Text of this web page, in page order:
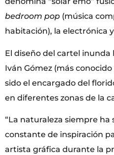
bedroom pop (música
habitación), la electrónica
El diseño del cartel
Iván Gómez (más
sido el encargado del
en diferentes zonas de la
“La naturaleza siempre ha
constante de inspiración
artista gráfica durante la